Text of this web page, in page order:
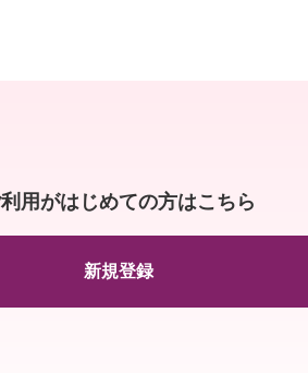
用がはじめての方はこちら
新規登録